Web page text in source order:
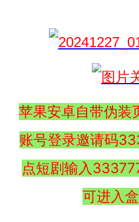
苹果安卓自带伪装
账号登录邀请码
点短剧输入
可进入